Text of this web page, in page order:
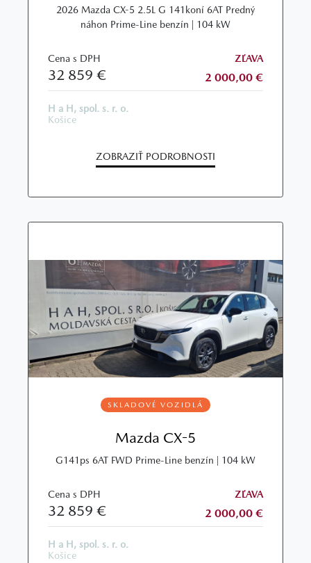
2026 Mazda CX-5 2.5L G 141koní 6AT Predný
náhon Prime-Line benzín | 104 kW
Cena s DPH
32 859 €
ZĽAVA
2 000,00 €
H a H, spol. s. r. o.
Košice
ZOBRAZIŤ PODROBNOSTI
SKLADOVÉ VOZIDLÁ
Mazda CX-5
G141ps 6AT FWD Prime-Line benzín | 104 kW
Cena s DPH
32 859 €
ZĽAVA
2 000,00 €
H a H, spol. s. r. o.
Košice